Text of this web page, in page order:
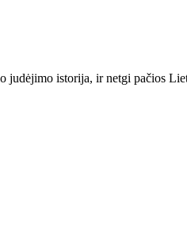
istorija, ir netgi pačios